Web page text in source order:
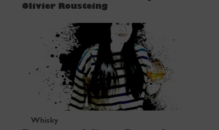
Olivier Rousteing
Whisky